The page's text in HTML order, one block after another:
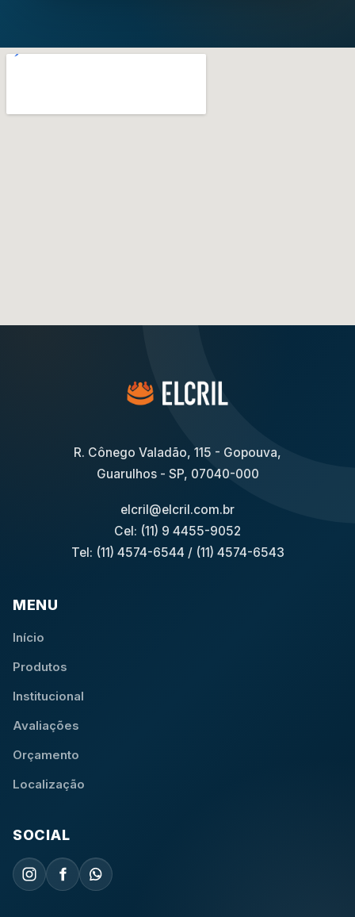
R. Cônego Valadão, 115 - Gopouva,
Guarulhos - SP, 07040-000
elcril@elcril.com.br
Cel: (11) 9 4455-9052
Tel: (11) 4574-6544 / (11) 4574-6543
MENU
Início
Produtos
Institucional
Avaliações
Orçamento
Localização
SOCIAL